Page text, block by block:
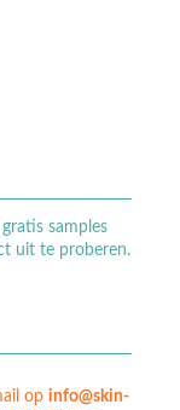
samples
uit te proberen.
op info@skin-